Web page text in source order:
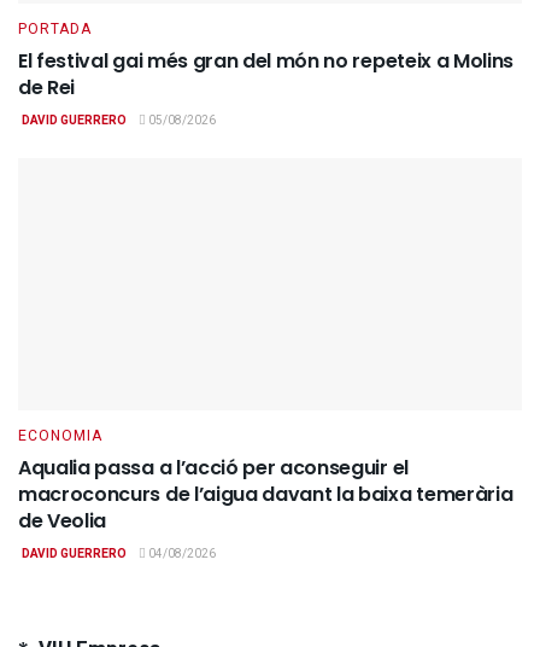
PORTADA
El festival gai més gran del món no repeteix a Molins
de Rei
DAVID GUERRERO 05/08/2026
ECONOMIA
Aqualia passa a l’acció per aconseguir el
macroconcurs de l’aigua davant la baixa temerària
de Veolia
DAVID GUERRERO 04/08/2026